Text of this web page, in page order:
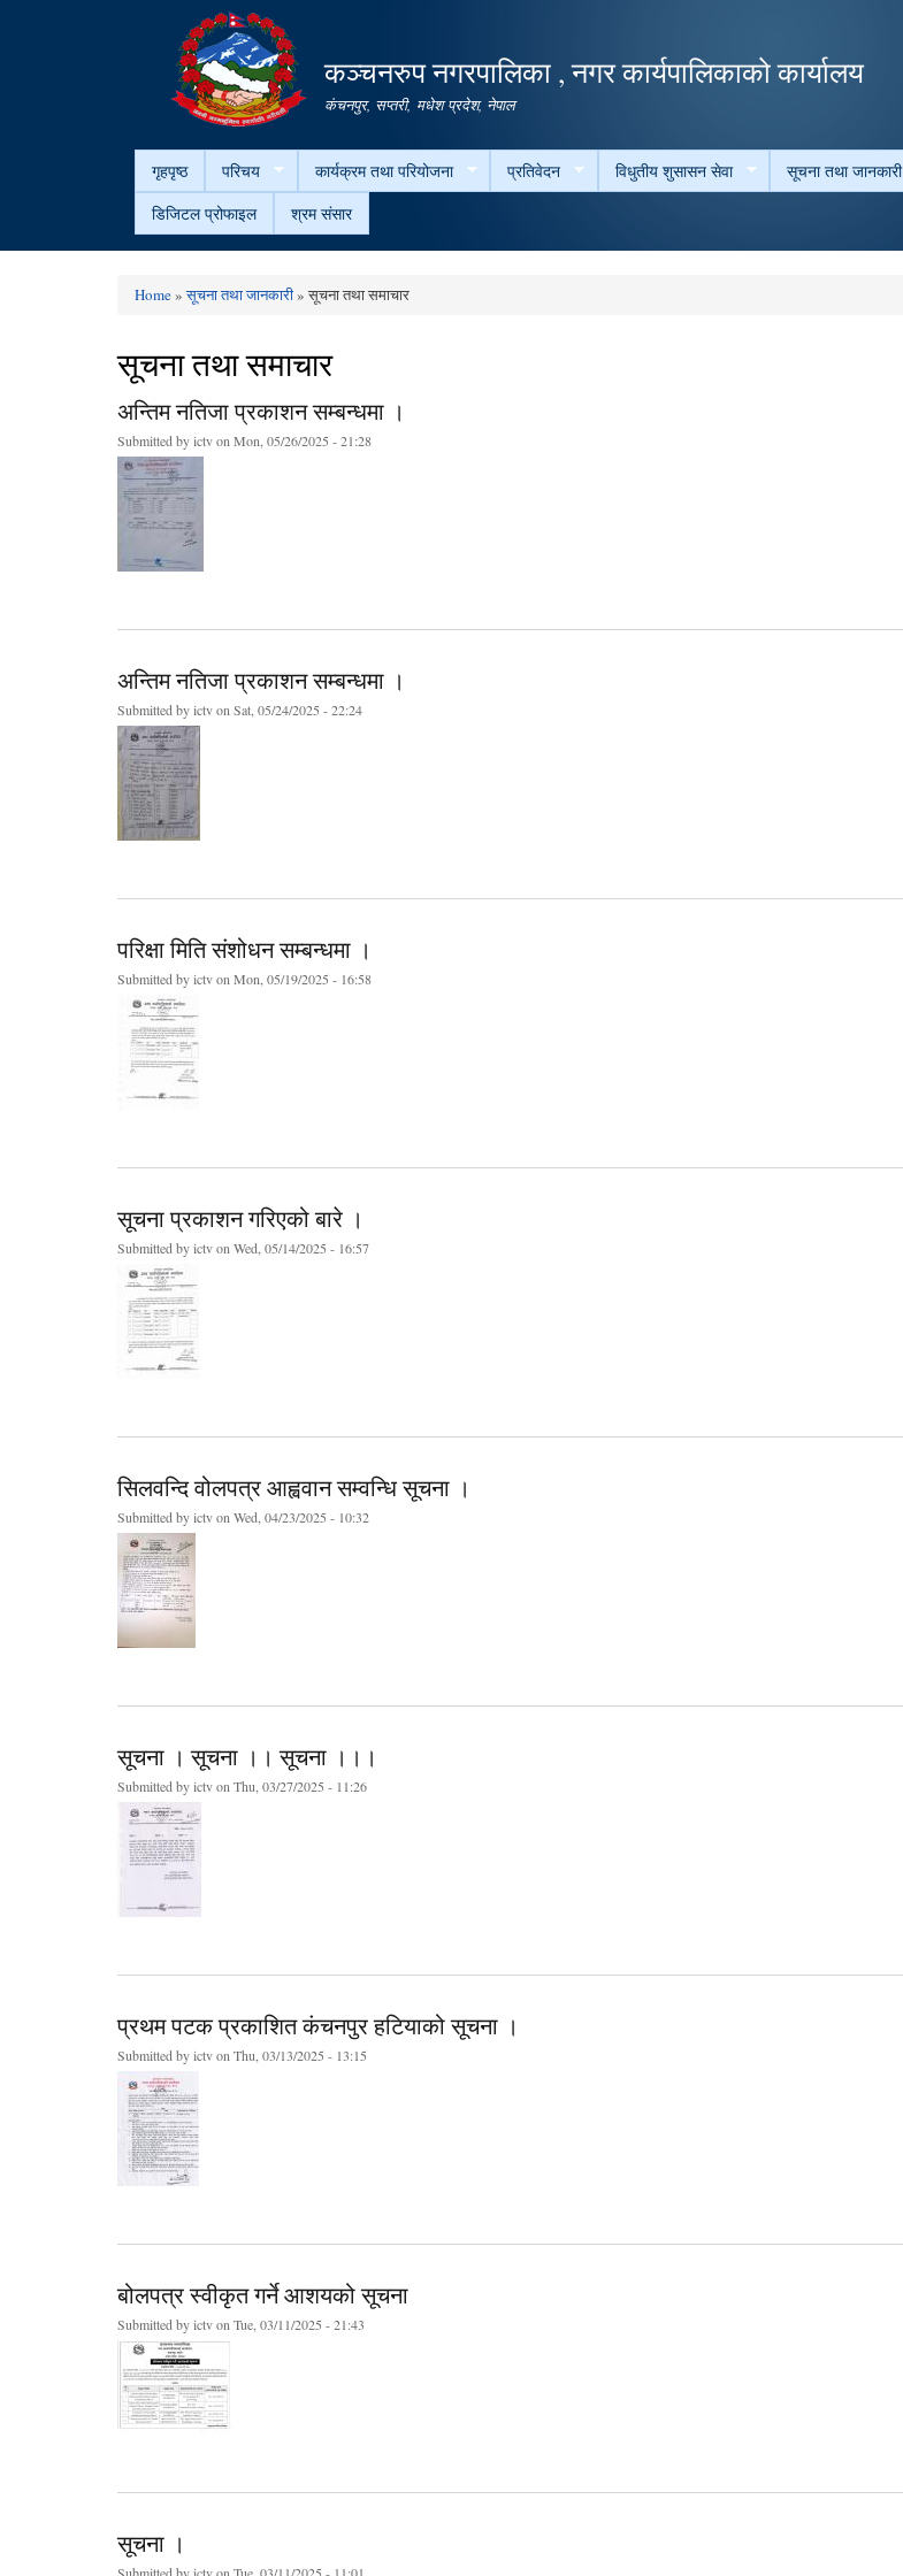
content
कञ्चनरुप नगरपालिका , नगर कार्यपालिकाको कार्यालय
कंचनपुर, सप्तरी, मधेश प्रदेश, नेपाल
गृहपृष्ठ परिचय कार्यक्रम तथा परियोजना प्रतिवेदन विधुतीय शुसासन सेवा सूचना तथा जानकारी
डिजिटल प्रोफाइल
श्रम संसार
You are here
Home»सूचना तथा जानकारी» सूचना तथा समाचार
सूचना तथा समाचार
अन्तिम नतिजा प्रकाशन सम्बन्धमा ।
Submitted byictvon Mon, 05/26/2025 - 21:28
अन्तिम नतिजा प्रकाशन सम्बन्धमा ।
Submitted byictvon Sat, 05/24/2025 - 22:24
परिक्षा मिति संशोधन सम्बन्धमा ।
Submitted byictvon Mon, 05/19/2025 - 16:58
सूचना प्रकाशन गरिएको बारे ।
Submitted byictvon Wed, 05/14/2025 - 16:57
सिलवन्दि वोलपत्र आह्ववान सम्वन्धि सूचना ।
Submitted byictvon Wed, 04/23/2025 - 10:32
सूचना । सूचना ।। सूचना ।।।
Submitted byictvon Thu, 03/27/2025 - 11:26
प्रथम पटक प्रकाशित कंचनपुर हटियाको सूचना ।
Submitted byictvon Thu, 03/13/2025 - 13:15
बोलपत्र स्वीकृत गर्ने आशयको सूचना
Submitted byictvon Tue, 03/11/2025 - 21:43
सूचना ।